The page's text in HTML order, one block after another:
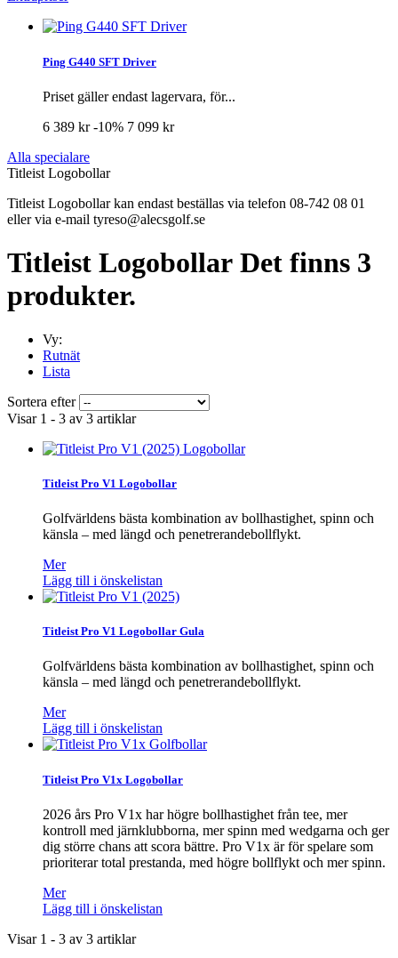
Ping G440 SFT Driver
Priset gäller endast lagervara, för...
6 389 kr-10% 7 099 kr
Alla specialare
Titleist Logobollar
Titleist Logobollar kan endast beställas via telefon 08-742 08 01
eller via e-mail tyreso@alecsgolf.se
Titleist Logobollar Det finns 3
produkter.
Vy:
Rutnät
Lista
Sortera efter
Visar 1 - 3 av 3 artiklar
Titleist Pro V1 Logobollar
Golfvärldens bästa kombination av bollhastighet, spinn och
känsla – med längd och penetrerandebollflykt.
Mer
Lägg till i önskelistan
Titleist Pro V1 Logobollar Gula
Golfvärldens bästa kombination av bollhastighet, spinn och
känsla – med längd och penetrerandebollflykt.
Mer
Lägg till i önskelistan
Titleist Pro V1x Logobollar
2026 års Pro V1x har högre bollhastighet från tee, mer
kontroll med järnklubborna, mer spinn med wedgarna och ger
dig större chans att scora bättre. Pro V1x är för spelare som
prioriterar total prestanda, med högre bollflykt och mer spinn.
Mer
Lägg till i önskelistan
Visar 1 - 3 av 3 artiklar